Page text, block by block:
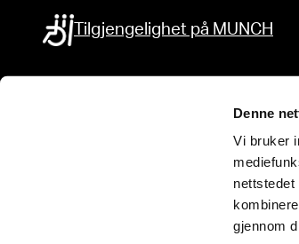
Denne
Vi bruker
gjennom
Tilgjengelighet på MUNCH